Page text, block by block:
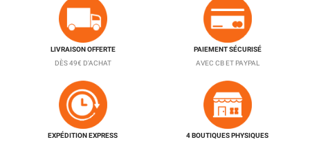
LIVRAISON OFFERTE
DÈS 49€ D'ACHAT
PAIEMENT SÉCURISÉ
AVEC CB ET PAYPAL
EXPÉDITION EXPRESS
4 BOUTIQUES PHYSIQUES